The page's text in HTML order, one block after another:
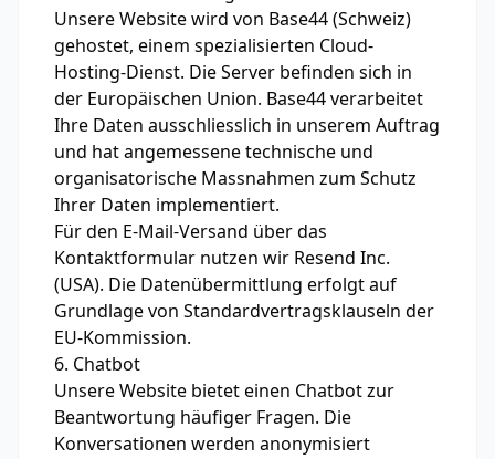
Unsere Website wird von Base44 (Schweiz)
gehostet, einem spezialisierten Cloud-
Hosting-Dienst. Die Server befinden sich in
der Europäischen Union. Base44 verarbeitet
Ihre Daten ausschliesslich in unserem Auftrag
und hat angemessene technische und
organisatorische Massnahmen zum Schutz
Ihrer Daten implementiert.
Für den E-Mail-Versand über das
Kontaktformular nutzen wir Resend Inc.
(USA). Die Datenübermittlung erfolgt auf
Grundlage von Standardvertragsklauseln der
EU-Kommission.
6. Chatbot
Unsere Website bietet einen Chatbot zur
Beantwortung häufiger Fragen. Die
Konversationen werden anonymisiert